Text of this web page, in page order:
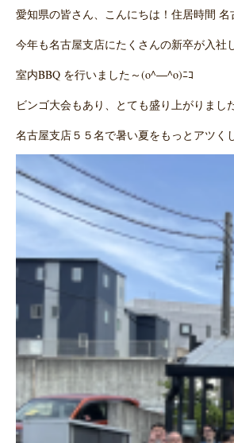
愛知県の皆さん、こんにちは！住居時間 名
今年も名古屋支店にたくさんの新卒が入社
室内BBQ を行いました～(o^―^o)ﾆｺ
ビンゴ大会もあり、とても盛り上がりまし
名古屋支店５５名で暑い夏をもっとアツ